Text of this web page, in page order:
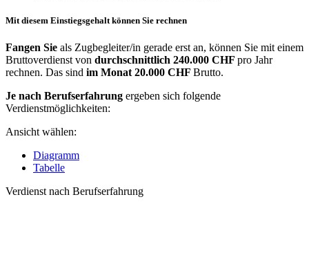
Mit diesem Einstiegsgehalt können Sie rechnen
Fangen Sie als Zugbegleiter/in gerade erst an, können Sie mit einem
Bruttoverdienst von durchschnittlich 240.000 CHF pro Jahr
rechnen. Das sind im Monat 20.000 CHF Brutto.
Je nach Berufserfahrung ergeben sich folgende
Verdienstmöglichkeiten:
Ansicht wählen:
Diagramm
Tabelle
Verdienst nach Berufserfahrung